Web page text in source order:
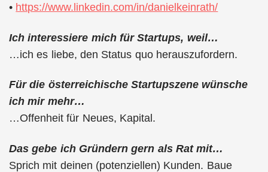
• https://www.linkedin.com/in/danielkeinrath/
Ich interessiere mich für Startups, weil…
…ich es liebe, den Status quo herauszufordern.
Für die österreichische Startupszene wünsche
ich mir mehr…
…Offenheit für Neues, Kapital.
Das gebe ich Gründern gern als Rat mit…
Sprich mit deinen (potenziellen) Kunden. Baue